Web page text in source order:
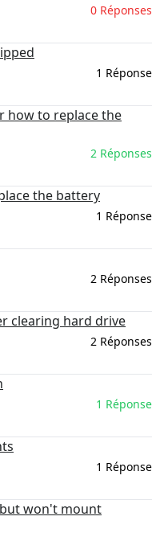
0 Réponses
1 Réponse
how to replace the
2 Réponses
the battery
1 Réponse
2 Réponses
clearing hard drive
2 Réponses
1 Réponse
1 Réponse
won't mount